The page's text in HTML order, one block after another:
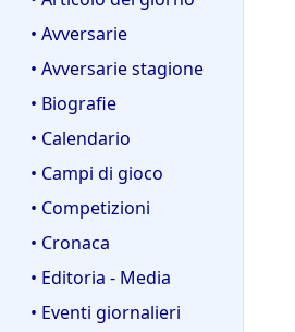
• Avversarie
• Avversarie stagione
• Biografie
• Calendario
• Campi di gioco
• Competizioni
• Cronaca
• Editoria - Media
• Eventi giornalieri